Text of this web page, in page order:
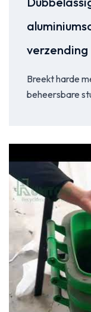
verzending
Breekt harde
beheersbare